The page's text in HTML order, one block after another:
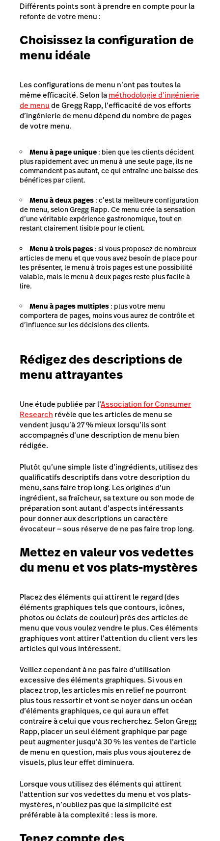
Différents points sont à prendre en compte pour la
refonte de votre menu :
Choisissez la configuration de
menu idéale
Les configurations de menu n’ont pas toutes la
même efficacité. Selon laméthodologie d’ingénierie
de menude Gregg Rapp, l’efficacité de vos efforts
d’ingénierie de menu dépend du nombre de pages
de votre menu.
Menu à page unique : bien que les clients décident
plus rapidement avec un menu à une seule page, ils ne
commandent pas autant, ce qui entraîne une baisse des
bénéfices par client.
Menu à deux pages : c’est la meilleure configuration
de menu, selon Gregg Rapp. Ce menu crée la sensation
d’une véritable expérience gastronomique, tout en
restant clairement lisible pour le client.
Menu à trois pages : si vous proposez de nombreux
articles de menu et que vous avez besoin de place pour
les présenter, le menu à trois pages est une possibilité
valable, mais le menu à deux pages reste plus facile à
lire.
Menu à pages multiples : plus votre menu
comportera de pages, moins vous aurez de contrôle et
d’influence sur les décisions des clients.
Rédigez des descriptions de
menu attrayantes
Une étude publiée par l’Association for Consumer
Research révèle que les articles de menu se
vendent jusqu’à 27 % mieux lorsqu’ils sont
accompagnés d’une description de menu bien
rédigée.
Plutôt qu’une simple liste d’ingrédients, utilisez des
qualificatifs descriptifs dans votre description du
menu, sans faire trop long. Les origines d’un
ingrédient, sa fraîcheur, sa texture ou son mode de
préparation sont autant d’aspects intéressants
pour donner aux descriptions un caractère
évocateur — sous réserve de ne pas faire trop long.
Mettez en valeur vos vedettes
du menu et vos plats-mystères
Placez des éléments qui attirent le regard (des
éléments graphiques tels que contours, icônes,
photos ou éclats de couleur) près des articles de
menu que vous voulez vendre le plus. Ces éléments
graphiques vont attirer l’attention du client vers les
articles qui vous intéressent.
Veillez cependant à ne pas faire d’utilisation
excessive des éléments graphiques. Si vous en
placez trop, les articles mis en relief ne pourront
plus tous ressortir et vont se noyer dans un océan
d’éléments graphiques, ce qui aura un effet
contraire à celui que vous recherchez. Selon Gregg
Rapp, placer un seul élément graphique par page
peut augmenter jusqu’à 30 % les ventes de l’article
de menu en question, mais plus vous ajouterez de
visuels, plus leur effet diminuera.
Lorsque vous utilisez des éléments qui attirent
l’attention sur vos vedettes du menu et vos plats-
mystères, n’oubliez pas que la simplicité est
préférable à la complexité : less is more.